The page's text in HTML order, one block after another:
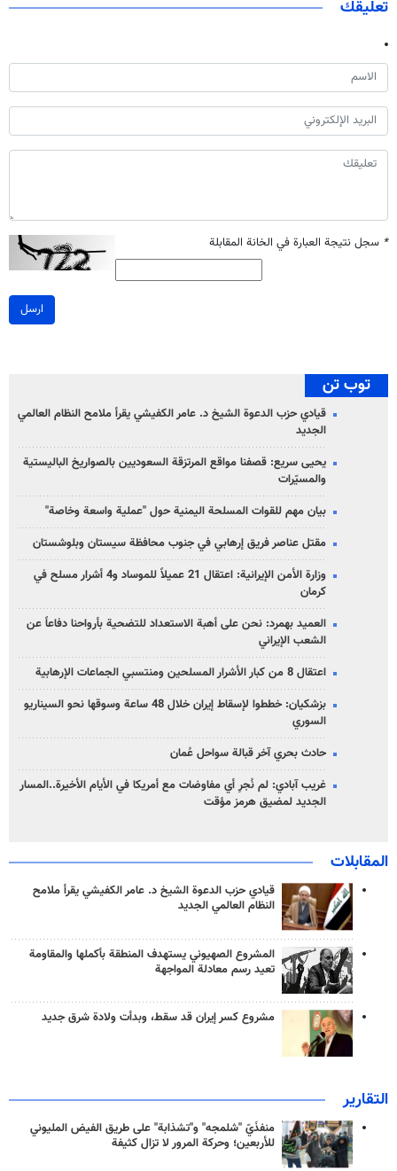
تعليقك
* سجل نتيجة العبارة في الخانة المقابلة
ارسل
توب تن
قيادي حزب الدعوة الشيخ د. عامر الكفيشي يقرأ ملامح النظام العالمي
الجديد
يحيى سريع: قصفنا مواقع المرتزقة السعوديين بالصواريخ الباليستية
والمسيّرات
بيان مهم للقوات المسلحة اليمنية حول "عملية واسعة وخاصة"
مقتل عناصر فريق إرهابي في جنوب محافظة سيستان وبلوشستان
وزارة الأمن الإيرانية: اعتقال 21 عميلاً للموساد و4 أشرار مسلح في
كرمان
العميد بهمرد: نحن على أهبة الاستعداد للتضحية بأرواحنا دفاعاً عن
الشعب الإيراني
اعتقال 8 من كبار الأشرار المسلحين ومنتسبي الجماعات الإرهابية
بزشكيان: خططوا لإسقاط إيران خلال 48 ساعة وسوقها نحو السيناريو
السوري
حادث بحري آخر قبالة سواحل عُمان
غريب آبادي: لم نُجرِ أي مفاوضات مع أمريكا في الأيام الأخيرة..المسار
الجديد لمضيق هرمز مؤقت
المقابلات
قيادي حزب الدعوة الشيخ د. عامر الكفيشي يقرأ ملامح
النظام العالمي الجديد
المشروع الصهيوني يستهدف المنطقة بأكملها والمقاومة
تعيد رسم معادلة المواجهة
مشروع كسر إيران قد سقط، وبدأت ولادة شرق جديد
التقارير
منفذَيّ "شلمجه" و"تشذابة" على طريق الفيض المليوني
للأربعين؛ وحركة المرور لا تزال كثيفة